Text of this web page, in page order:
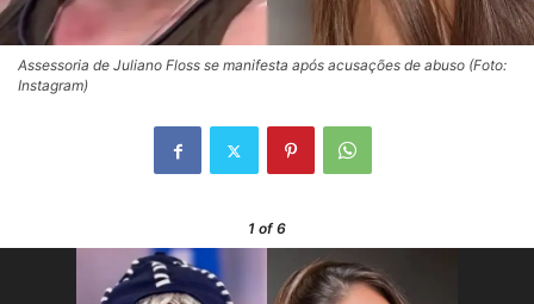
Assessoria de Juliano Floss se manifesta após acusações de abuso (Foto:
Instagram)
1 of 6